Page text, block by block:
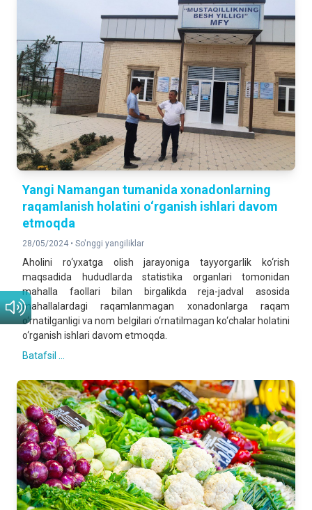
Yangi Namangan tumanida хonadonlarning
raqamlanish holatini o‘rganish ishlari davom
etmoqda
28/05/2024 • So'nggi yangiliklar
Aholini ro‘yxatga olish jarayoniga tayyorgarlik ko‘rish
maqsadida hududlarda statistika organlari tomonidan
mahalla faollari bilan birgalikda reja-jadval asosida
mahallalardagi raqamlanmagan xonadonlarga raqam
o‘rnatilganligi va nom belgilari o‘rnatilmagan ko‘chalar holatini
o‘rganish ishlari davom etmoqda.
Batafsil ...